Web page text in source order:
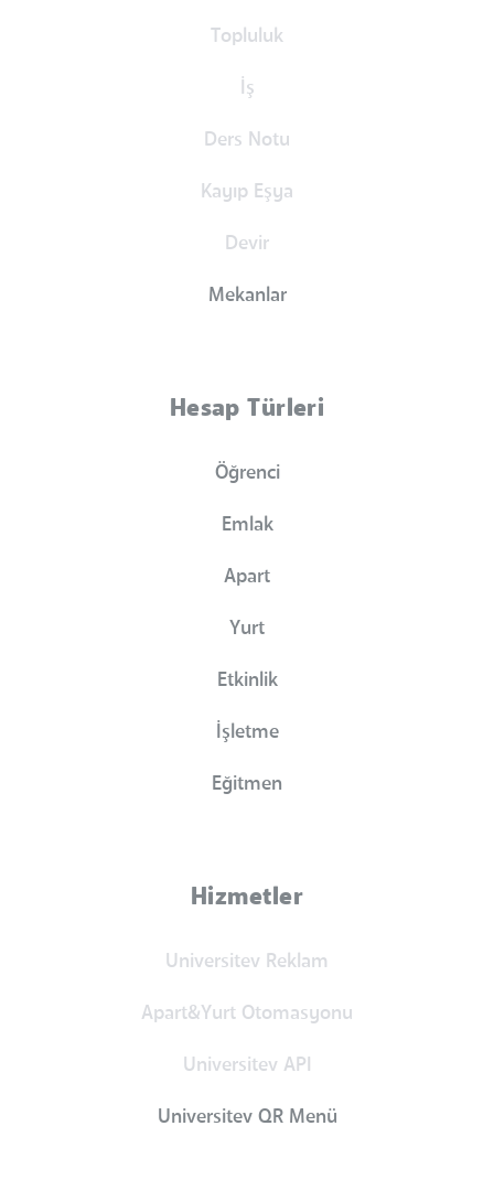
Topluluk
İş
Ders Notu
Kayıp Eşya
Devir
Mekanlar
Hesap Türleri
Öğrenci
Emlak
Apart
Yurt
Etkinlik
İşletme
Eğitmen
Hizmetler
Universitev Reklam
Apart&Yurt Otomasyonu
Universitev API
Universitev QR Menü